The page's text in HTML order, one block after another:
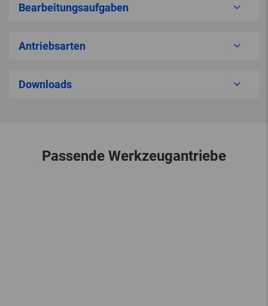
Bearbeitungsaufgaben
Antriebsarten
Downloads
Passende Werkzeugantriebe